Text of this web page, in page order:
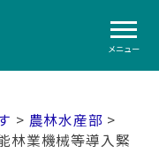
メニュー
> 農林水産部 >
林業機械等導入緊